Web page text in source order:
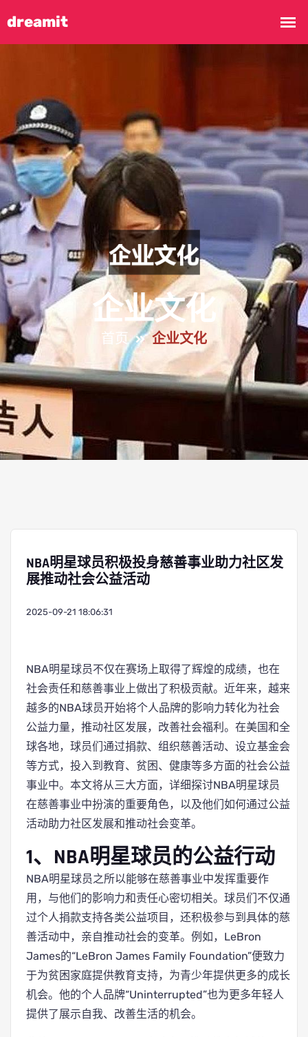
企业文化
首页 企业文化
NBA明星球员积极投身慈善事业助力社区发
展推动社会公益活动
2025-09-21 18:06:31
NBA明星球员不仅在赛场上取得了辉煌的成绩，也在
社会责任和慈善事业上做出了积极贡献。近年来，越来
越多的NBA球员开始将个人品牌的影响力转化为社会
公益力量，推动社区发展，改善社会福利。在美国和全
球各地，球员们通过捐款、组织慈善活动、设立基金会
等方式，投入到教育、贫困、健康等多方面的社会公益
事业中。本文将从三大方面，详细探讨NBA明星球员
在慈善事业中扮演的重要角色，以及他们如何通过公益
活动助力社区发展和推动社会变革。
1、NBA明星球员的公益行动
NBA明星球员之所以能够在慈善事业中发挥重要作
用，与他们的影响力和责任心密切相关。球员们不仅通
过个人捐款支持各类公益项目，还积极参与到具体的慈
善活动中，亲自推动社会的变革。例如，LeBron
James的“LeBron James Family Foundation”便致力
于为贫困家庭提供教育支持，为青少年提供更多的成长
机会。他的个人品牌“Uninterrupted”也为更多年轻人
提供了展示自我、改善生活的机会。